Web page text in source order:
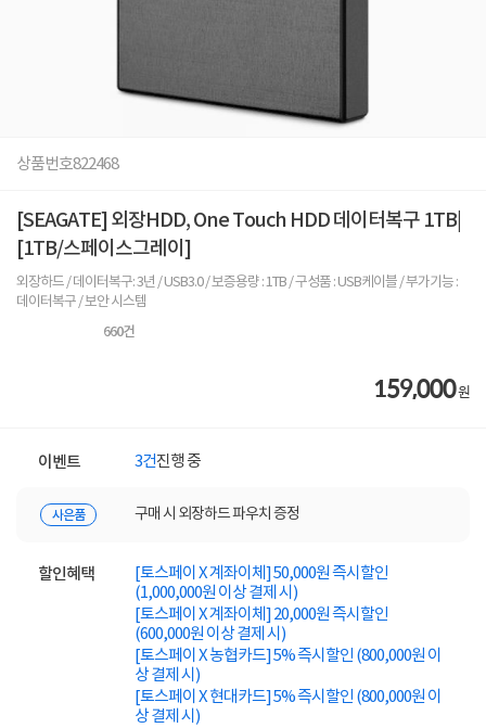
상품번호822468
[SEAGATE] 외장HDD, One Touch HDD 데이터복구 1TB|
[1TB/스페이스그레이]
외장하드 / 데이터복구: 3년 / USB3.0 / 보증용량 : 1TB / 구성품 : USB케이블 / 부가기능 :
데이터복구 / 보안 시스템
660건
159,000원
이벤트 3건진행 중
사은품 구매 시 외장하드 파우치 증정
할인혜택
[토스페이 X 계좌이체] 50,000원 즉시할인
(1,000,000원 이상 결제 시)
[토스페이 X 계좌이체] 20,000원 즉시할인
(600,000원 이상 결제 시)
[토스페이 X 농협카드] 5% 즉시할인 (800,000원 이
상 결제 시)
[토스페이 X 현대카드] 5% 즉시할인 (800,000원 이
상 결제 시)